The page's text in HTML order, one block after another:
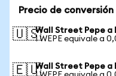
Precio de
🇺🇸Wall Street Pepe a
1 WEPE equivale a
🇪🇺Wall Street Pepe a